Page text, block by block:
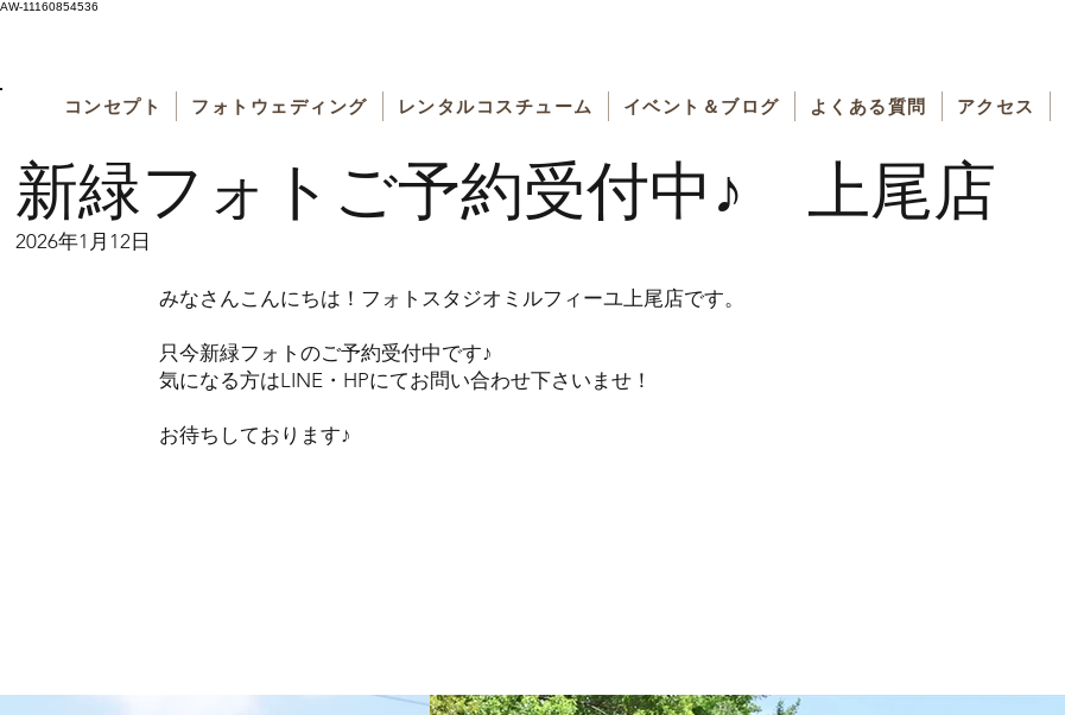
AW-11160854536
コンセプト フォトウェディング レンタルコスチューム イベント＆ブログ よくある質問 アクセス
新緑フォトご予約受付中♪ 上尾店
2026年1月12日
みなさんこんにちは！フォトスタジオミルフィーユ上尾店です。
只今新緑フォトのご予約受付中です♪
気になる方はLINE・HPにてお問い合わせ下さいませ！
お待ちしております♪